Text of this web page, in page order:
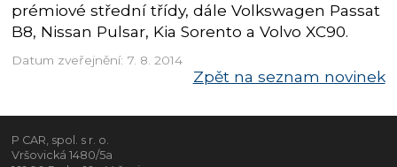
prémiové střední třídy, dále Volkswagen Passat
B8, Nissan Pulsar, Kia Sorento a Volvo XC90.
Datum zveřejnění: 7. 8. 2014
Zpět na seznam novinek
P CAR, spol. s r. o.
Vršovická 1480/5a